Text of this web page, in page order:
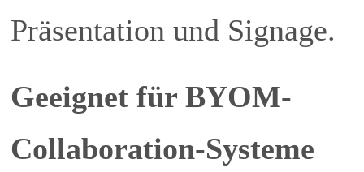
Präsentation und Signage.
Geeignet für BYOM-
Collaboration-Systeme